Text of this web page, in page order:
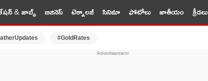
& జాబ్స్ బిజినెస్ టెక్నాలజీ సినిమా ఫోటోలు జాతీయం క్రీడలు
#GoldRates